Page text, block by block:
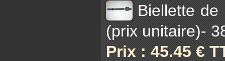
Biellette de
(prix unitaire)-
Prix : 45.45 €